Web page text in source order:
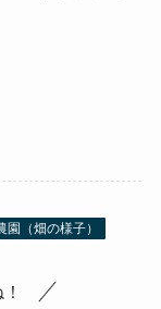
園（畑の様子）